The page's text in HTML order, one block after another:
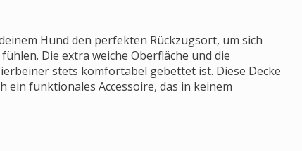
Hund den perfekten Rückzugsort, um sich
Die extra weiche Oberfläche und die
stets komfortabel gebettet ist. Diese Decke
funktionales Accessoire, das in keinem